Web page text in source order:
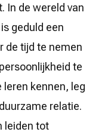
In de wereld van
geduld een
de tijd te nemen
te
kennen, leg
relatie.
leiden tot